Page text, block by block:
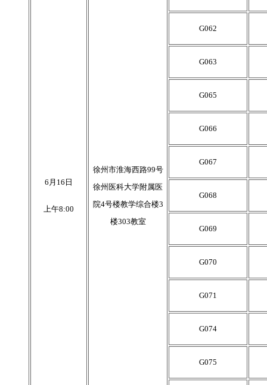
6 月 16 日
上午8:00
徐州市淮海西路99号
徐州医科大学附属医
院4号楼教学综合楼3
楼303教室
G062
G063
G065
G066
G067
G068
G069
G070
G071
G074
G075